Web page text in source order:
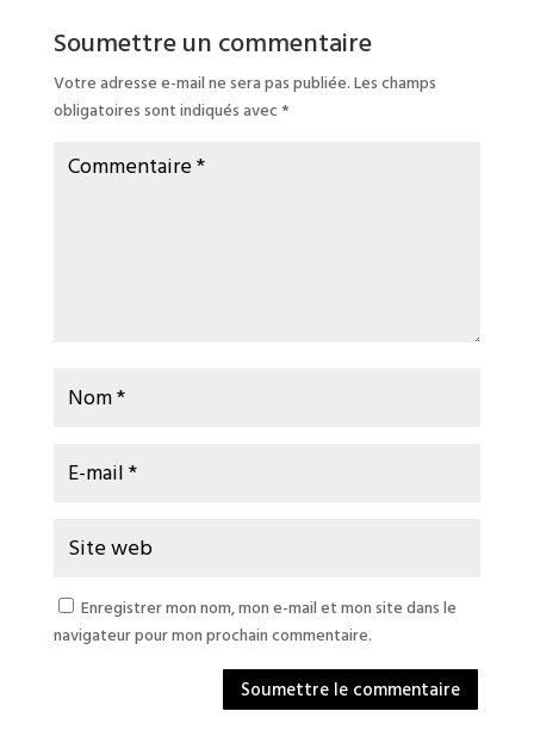
Soumettre un commentaire
Votre adresse e-mail ne sera pas publiée. Les champs
obligatoires sont indiqués avec *
Enregistrer mon nom, mon e-mail et mon site dans le
navigateur pour mon prochain commentaire.
Soumettre le commentaire